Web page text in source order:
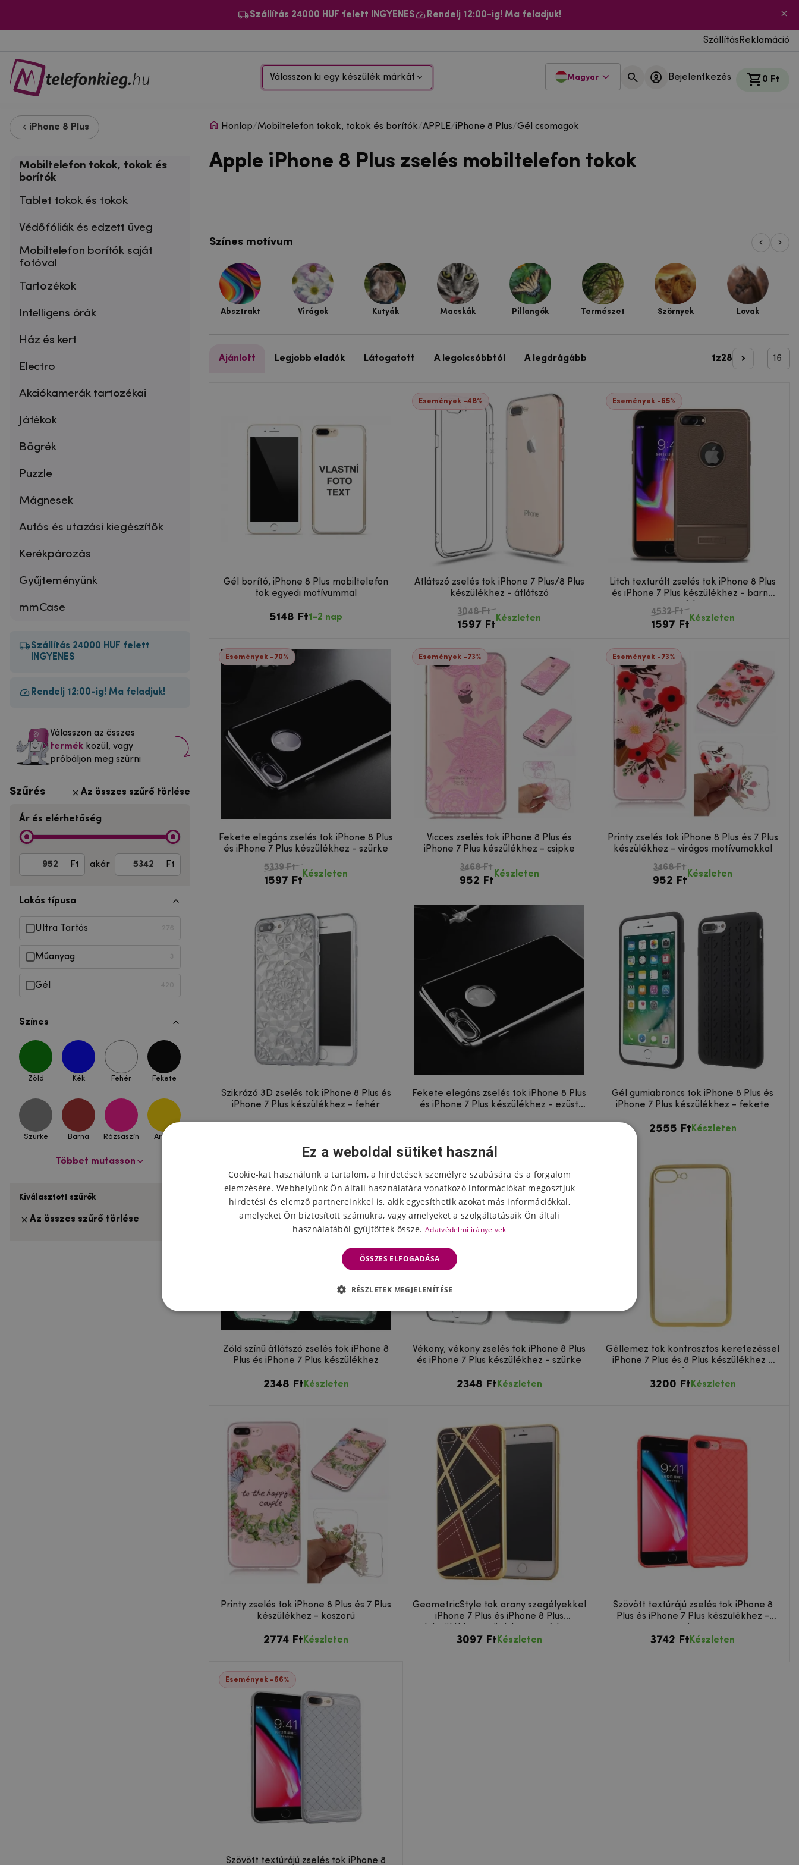
Szállítás 24000 HUF felett INGYENES Rendelj 12:00-ig! Ma feladjuk!
Szállítás Reklamáció
Válasszon ki egy készülék márkát Magyar Bejelentkezés 0 Ft
Honlap/Mobiltelefon tokok, tokok és borítók/APPLE/iPhone 8 Plus/Gél csomagok
Apple iPhone 8 Plus zselés mobiltelefon tokok
Színes motívum
Absztrakt Virágok Kutyák Macskák Pillangók Természet Szörnyek Lovak
Ajánlott Legjobb eladók Látogatott A legolcsóbbtól A legdrágább 1 z28
Gél borító, iPhone 8 Plus mobiltelefon
tok egyedi motívummal
5148 Ft1-2 nap
Események -48%
Átlátszó zselés tok iPhone 7 Plus/8 Plus
készülékhez - átlátszó
3048 Ft
1597 Ft
Készleten
Események -65%
Litch texturált zselés tok iPhone 8 Plus
és iPhone 7 Plus készülékhez - barna
4532 Ft
1597 Ft
Készleten
Események -70%
Fekete elegáns zselés tok iPhone 8 Plus
és iPhone 7 Plus készülékhez - szürke
5339 Ft
1597 Ft
Készleten
Események -73%
Vicces zselés tok iPhone 8 Plus és
iPhone 7 Plus készülékhez - csipke
3468 Ft
952 Ft
Készleten
Események -73%
Printy zselés tok iPhone 8 Plus és 7 Plus
készülékhez - virágos motívumokkal
3468 Ft
952 Ft
Készleten
Szikrázó 3D zselés tok iPhone 8 Plus és
iPhone 7 Plus készülékhez - fehér
Fekete elegáns zselés tok iPhone 8 Plus
és iPhone 7 Plus készülékhez - ezüst
Gél gumiabroncs tok iPhone 8 Plus és
iPhone 7 Plus készülékhez - fekete
2555 Ft Készleten
Zöld színű átlátszó zselés tok iPhone 8
Plus és iPhone 7 Plus készülékhez
2348 Ft Készleten
Vékony, vékony zselés tok iPhone 8 Plus
és iPhone 7 Plus készülékhez - szürke
2348 Ft Készleten
Géllemez tok kontrasztos keretezéssel
iPhone 7 Plus és 8 Plus készülékhez -
3200 Ft Készleten
Printy zselés tok iPhone 8 Plus és 7 Plus
készülékhez - koszorú
2774 Ft Készleten
GeometricStyle tok arany szegélyekkel
iPhone 7 Plus és iPhone 8 Plus
3097 Ft Készleten
Szövött textúrájú zselés tok iPhone 8
Plus és iPhone 7 Plus készülékhez -
3742 Ft Készleten
Események -66%
Szövött textúrájú zselés tok iPhone 8
iPhone 8 Plus
Mobiltelefon tokok, tokok és
borítók
Tablet tokok és tokok
Védőfóliák és edzett üveg
Mobiltelefon borítók saját
fotóval
Tartozékok
Intelligens órák
Ház és kert
Electro
Akciókamerák tartozékai
Játékok
Bögrék
Puzzle
Mágnesek
Autós és utazási kiegészítők
Kerékpározás
Gyűjteményünk
mmCase
Szállítás 24000 HUF felett
INGYENES
Rendelj 12:00-ig! Ma feladjuk!
Válasszon az összes
termék közül, vagy
próbáljon meg szűrni
Szűrés Az összes szűrő törlése
Ár és elérhetőség
Ft akár Ft
Lakás típusa
Ultra Tartós
Műanyag
Gél
Színes
Zöld Kék Fehér Fekete
Szürke Barna Rózsaszín Arany
Többet mutasson
Kiválasztott szűrők
Az összes szűrő törlése
Ez a weboldal sütiket használ
Cookie-kat használunk a tartalom, a hirdetések személyre szabására és a forgalom
elemzésére. Webhelyünk Ön általi használatára vonatkozó információkat megosztjuk
hirdetési és elemző partnereinkkel is, akik egyesíthetik azokat más információkkal,
amelyeket Ön biztosított számukra, vagy amelyeket a szolgáltatásaik Ön általi
használatából gyűjtöttek össze. Adatvédelmi irányelvek
ÖSSZES ELFOGADÁSA
RÉSZLETEK MEGJELENÍTÉSE